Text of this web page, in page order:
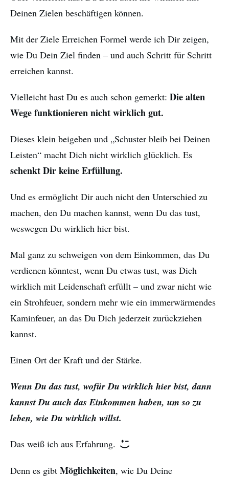
Deinen Zielen beschäftigen können.
Mit der Ziele Erreichen Formel werde ich Dir zeigen,
wie Du Dein Ziel finden – und auch Schritt für Schritt
erreichen kannst.
Vielleicht hast Du es auch schon gemerkt: Die alten
Wege funktionieren nicht wirklich gut.
Dieses klein beigeben und „Schuster bleib bei Deinen
Leisten“ macht Dich nicht wirklich glücklich. Es
schenkt Dir keine Erfüllung.
Und es ermöglicht Dir auch nicht den Unterschied zu
machen, den Du machen kannst, wenn Du das tust,
weswegen Du wirklich hier bist.
Mal ganz zu schweigen von dem Einkommen, das Du
verdienen könntest, wenn Du etwas tust, was Dich
wirklich mit Leidenschaft erfüllt – und zwar nicht wie
ein Strohfeuer, sondern mehr wie ein immerwärmendes
Kaminfeuer, an das Du Dich jederzeit zurückziehen
kannst.
Einen Ort der Kraft und der Stärke.
Wenn Du das tust, wofür Du wirklich hier bist, dann
kannst Du auch das Einkommen haben, um so zu
leben, wie Du wirklich willst.
Das weiß ich aus Erfahrung.
Denn es gibt Möglichkeiten, wie Du Deine